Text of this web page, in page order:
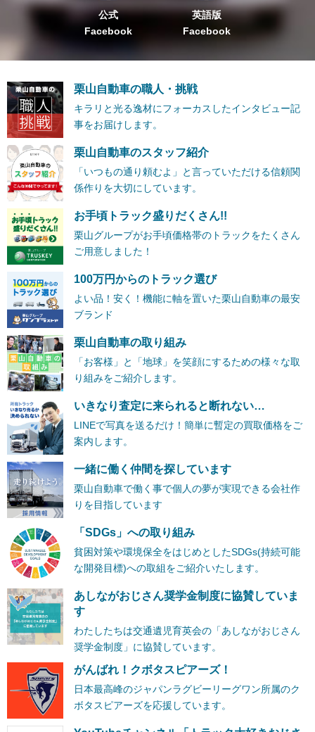
公式
Facebook
英語版
Facebook
栗山自動車の職人・挑戦
キラリと光る逸材にフォーカスしたインタビュー記
事をお届けします。
栗山自動車のスタッフ紹介
「いつもの通り頼むよ」と言っていただける信頼関
係作りを大切にしています。
お手頃トラック盛りだくさん!!
栗山グループがお手頃価格帯のトラックをたくさん
ご用意しました！
100万円からのトラック選び
よい品！安く！機能に軸を置いた栗山自動車の最安
ブランド
栗山自動車の取り組み
「お客様」と「地球」を笑顔にするための様々な取
り組みをご紹介します。
いきなり査定に来られると断れない…
LINEで写真を送るだけ！簡単に暫定の買取価格をご
案内します。
一緒に働く仲間を探しています
栗山自動車で働く事で個人の夢が実現できる会社作
りを目指しています
「SDGs」への取り組み
貧困対策や環境保全をはじめとしたSDGs(持続可能
な開発目標)への取組をご紹介いたします。
あしながおじさん奨学金制度に協賛していま
す
わたしたちは交通遺児育英会の「あしながおじさん
奨学金制度」に協賛しています。
がんばれ！クボタスピアーズ！
日本最高峰のジャパンラグビーリーグワン所属のク
ボタスピアーズを応援しています。